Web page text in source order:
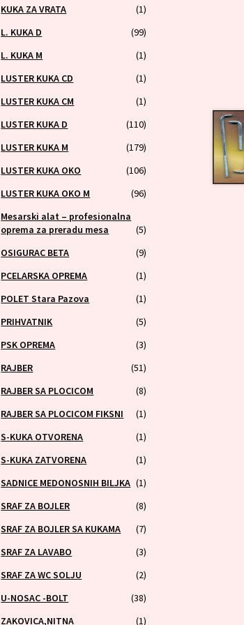
KUKA ZA VRATA
(1)
L. KUKA D
(99)
L. KUKA M
(1)
LUSTER KUKA CD
(1)
LUSTER KUKA CM
(1)
LUSTER KUKA D
(110)
LUSTER KUKA M
(179)
LUSTER KUKA OKO
(106)
LUSTER KUKA OKO M
(96)
Mesarski alat – profesionalna
oprema za preradu mesa
(5)
OSIGURAC BETA
(9)
PCELARSKA OPREMA
(1)
POLET Stara Pazova
(1)
PRIHVATNIK
(5)
PSK OPREMA
(3)
RAJBER
(51)
RAJBER SA PLOCICOM
(8)
RAJBER SA PLOCICOM FIKSNI
(1)
S-KUKA OTVORENA
(1)
S-KUKA ZATVORENA
(1)
SADNICE MEDONOSNIH BILJKA (1)
SRAF ZA BOJLER
(8)
SRAF ZA BOJLER SA KUKAMA
(7)
SRAF ZA LAVABO
(3)
SRAF ZA WC SOLJU
(2)
U-NOSAC -BOLT
(38)
ZAKOVICA,NITNA
(1)